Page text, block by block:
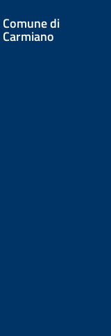
Comune di
Carmiano